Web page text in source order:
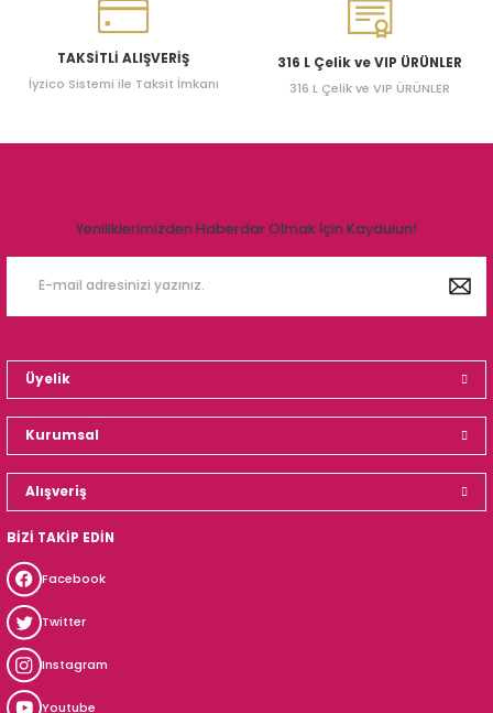
TAKSİTLİ ALIŞVERİŞ
İyzico Sistemi ile Taksit İmkanı
316 L Çelik ve VIP ÜRÜNLER
316 L Çelik ve VIP ÜRÜNLER
Yeniliklerimizden Haberdar Olmak İçin Kaydulun!
Üyelik
Kurumsal
Alışveriş
BİZİ TAKİP EDİN
Facebook
Twitter
Instagram
Youtube